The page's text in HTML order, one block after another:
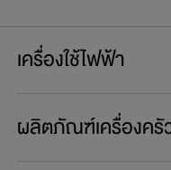
เครื่องใช้ไฟฟ้า
ผลิตภัณฑ์เครื่องครั